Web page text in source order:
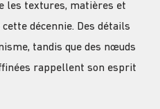
les textures, matières et
décennie. Des détails
tandis que des nœuds
rappellent son esprit